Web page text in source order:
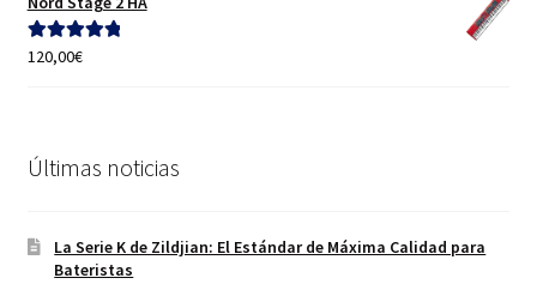
era:
Valorado con
120,00€
Últimas noticias
La Serie K de Zildjian: El Estándar de Máxima Calidad para
Bateristas